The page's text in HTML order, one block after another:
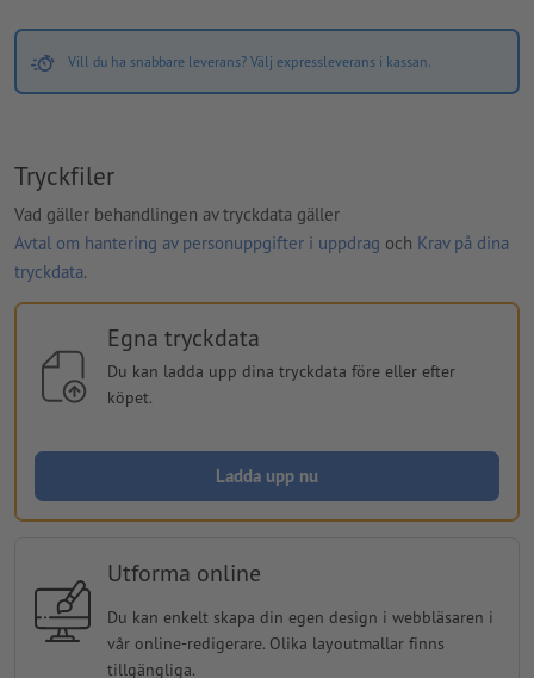
Vill du ha snabbare leverans? Välj expressleverans i kassan.
Tryckfiler
Vad gäller behandlingen av tryckdata gäller
Avtal om hantering av personuppgifter i uppdrag och Krav på dina
tryckdata.
Egna tryckdata
Du kan ladda upp dina tryckdata före eller efter
köpet.
Ladda upp nu
Utforma online
Du kan enkelt skapa din egen design i webbläsaren i
vår online-redigerare. Olika layoutmallar finns
tillgängliga.